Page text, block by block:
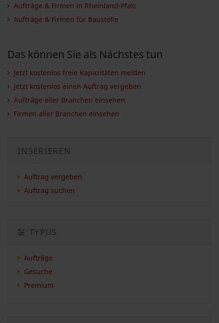
Aufträge & Firmen in Rheinland-Pfalz
Aufträge & Firmen für Baustelle
Das können Sie als Nächstes tun
Jetzt kostenlos freie Kapazitäten melden
Jetzt kostenlos einen Auftrag vergeben
Aufträge aller Branchen einsehen
Firmen aller Branchen einsehen
INSERIEREN
Auftrag vergeben
Auftrag suchen
TYPUS
Aufträge
Gesuche
Premium